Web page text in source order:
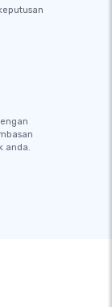
anda.